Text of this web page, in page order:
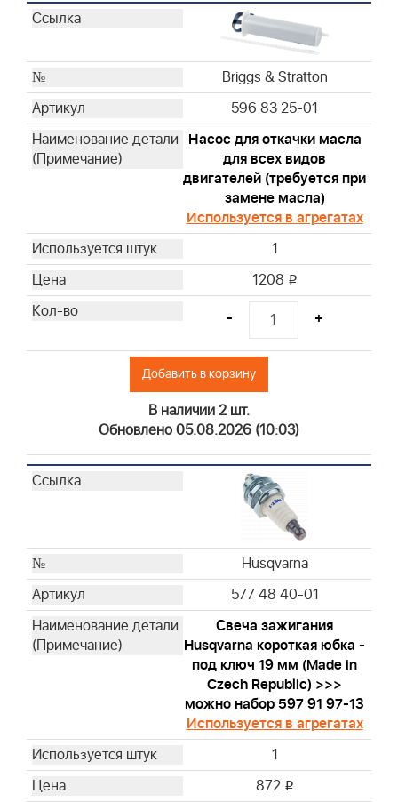
Briggs & Stratton
Briggs & Stratton
Briggs & Stratton
Briggs & Stratton
Briggs & Stratton
Briggs & Stratton
Briggs & Stratton
Briggs & Stratton
Briggs & Stratton
Briggs & Stratton
Briggs & Stratton
Briggs & Stratton
Briggs & Stratton
Briggs & Stratton
Briggs & Stratton
Briggs & Stratton
Briggs & Stratton
Briggs & Stratton
Briggs & Stratton
Briggs & Stratton
Briggs & Stratton
Briggs & Stratton
Briggs & Stratton
Briggs & Stratton
Briggs & Stratton
Briggs & Stratton
Briggs & Stratton
Briggs & Stratton
Briggs & Stratton
Briggs & Stratton
Briggs & Stratton
Briggs & Stratton
Briggs & Stratton
596 83 25-01
Насос для откачки масла
для всех видов
двигателей (требуется при
замене масла)
Используется в агрегатах
1
1208 i
- +
Добавить в корзину
В наличии 2 шт.
Обновлено 05.08.2026 (10:03)
Husqvarna
577 48 40-01
Свеча зажигания
Husqvarna короткая юбка -
под ключ 19 мм (Made in
Czech Republic) >>>
можно набор 597 91 97-13
Используется в агрегатах
1
872 i